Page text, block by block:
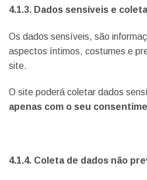
4.1.3. Dados sensíveis e coleta
Os dados sensíveis, são
aspectos íntimos, costumes e
site.
O site poderá coletar dados
apenas com o seu
4.1.4. Coleta de dados não